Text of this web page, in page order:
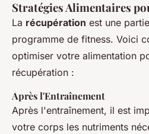
Stratégies Alimentaires
La récupération est une
programme de fitness. Voici
optimiser votre alimentation
récupération :
Après l'Entraînement
Après l'entraînement, il est
votre corps les nutriments